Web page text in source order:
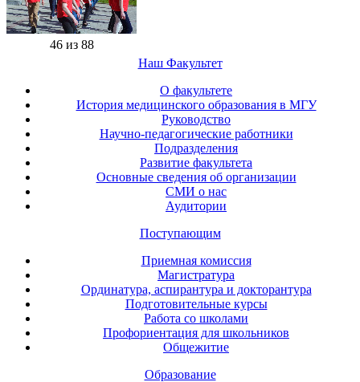
46 из 88
Наш Факультет
О факультете
История медицинского образования в МГУ
Руководство
Научно-педагогические работники
Подразделения
Развитие факультета
Основные сведения об организации
СМИ о нас
Аудитории
Поступающим
Приемная комиссия
Магистратура
Ординатура, аспирантура и докторантура
Подготовительные курсы
Работа со школами
Профориентация для школьников
Общежитие
Образование